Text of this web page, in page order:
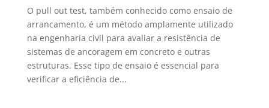
O pull out test, também conhecido como ensaio de
arrancamento, é um método amplamente utilizado
na engenharia civil para avaliar a resistência de
sistemas de ancoragem em concreto e outras
estruturas. Esse tipo de ensaio é essencial para
verificar a eficiência de...